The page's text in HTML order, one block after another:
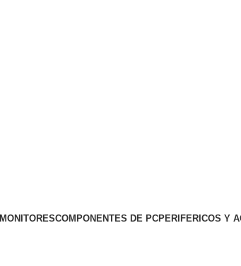
MONITORESCOMPONENTES DE PCPERIFERICOS Y